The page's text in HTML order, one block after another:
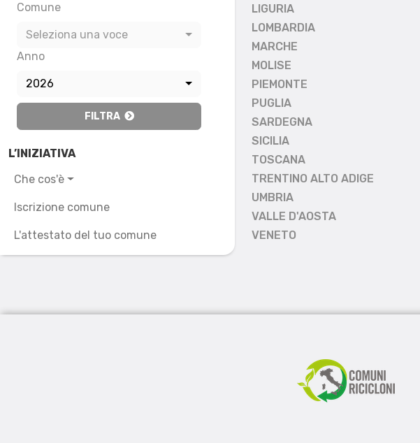
Comune
Seleziona una voce
Anno
2026
FILTRA
L’INIZIATIVA
Che cos'è
Iscrizione comune
L'attestato del tuo comune
LIGURIA
LOMBARDIA
MARCHE
MOLISE
PIEMONTE
PUGLIA
SARDEGNA
SICILIA
TOSCANA
TRENTINO ALTO ADIGE
UMBRIA
VALLE D'AOSTA
VENETO